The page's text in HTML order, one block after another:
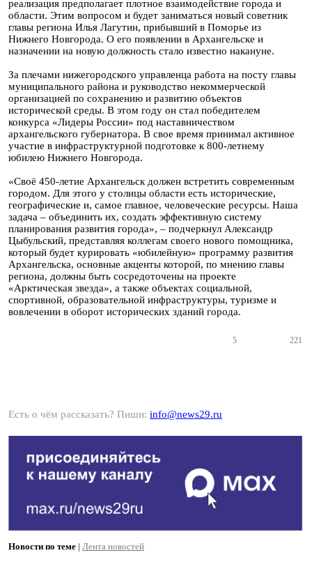
реализация предполагает плотное взаимодействие города и
области. Этим вопросом и будет заниматься новый советник
главы региона Илья Лагутин, прибывший в Поморье из
Нижнего Новгорода. О его появлении в Архангельске и
назначении на новую должность стало известно накануне.
За плечами нижегородского управленца работа на посту главы
муниципального района и руководство некоммерческой
организацией по сохранению и развитию объектов
исторической среды. В этом году он стал победителем
конкурса «Лидеры России» под наставничеством
архангельского губернатора. В свое время принимал активное
участие в инфраструктурной подготовке к 800-летнему
юбилею Нижнего Новгорода.
«Своё 450-летие Архангельск должен встретить современным
городом. Для этого у столицы области есть исторические,
географические и, самое главное, человеческие ресурсы. Наша
задача – объединить их, создать эффективную систему
планирования развития города», – подчеркнул Александр
Цыбульский, представляя коллегам своего нового помощника,
который будет курировать «юбилейную» программу развития
Архангельска, основные акценты которой, по мнению главы
региона, должны быть сосредоточены на проекте
«Арктическая звезда», а также объектах социальной,
спортивной, образовательной инфраструктуры, туризме и
вовлечении в оборот исторических зданий города.
5 221
Есть о чём рассказать? Пиши: info@news29.ru
Новости по теме | Лента новостей